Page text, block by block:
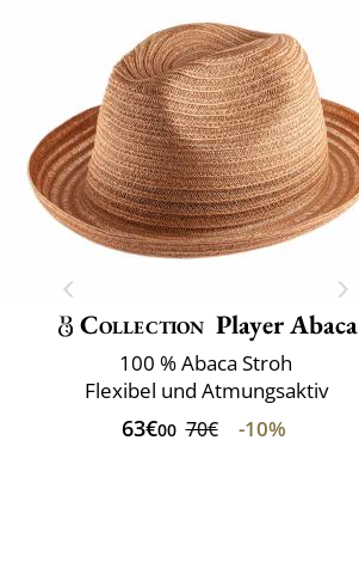
Collection Player Abaca
100 % Abaca Stroh
Flexibel und Atmungsaktiv
63€00 70€ -10%